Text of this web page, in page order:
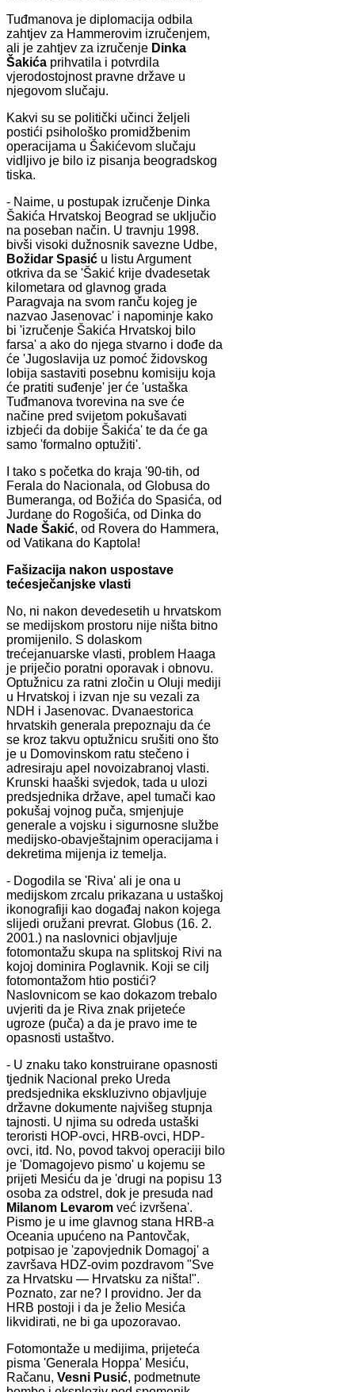
Tuđmanova je diplomacija odbila
zahtjev za Hammerovim izručenjem,
ali je zahtjev za izručenje Dinka
Šakića prihvatila i potvrdila
vjerodostojnost pravne države u
njegovom slučaju.
Kakvi su se politički učinci željeli
postići psihološko promidžbenim
operacijama u Šakićevom slučaju
vidljivo je bilo iz pisanja beogradskog
tiska.
- Naime, u postupak izručenje Dinka
Šakića Hrvatskoj Beograd se uključio
na poseban način. U travnju 1998.
bivši visoki dužnosnik savezne Udbe,
Božidar Spasić u listu Argument
otkriva da se 'Šakić krije dvadesetak
kilometara od glavnog grada
Paragvaja na svom ranču kojeg je
nazvao Jasenovac' i napominje kako
bi 'izručenje Šakića Hrvatskoj bilo
farsa' a ako do njega stvarno i dođe da
će 'Jugoslavija uz pomoć židovskog
lobija sastaviti posebnu komisiju koja
će pratiti suđenje' jer će 'ustaška
Tuđmanova tvorevina na sve će
načine pred svijetom pokušavati
izbjeći da dobije Šakića' te da će ga
samo 'formalno optužiti'.
I tako s početka do kraja '90-tih, od
Ferala do Nacionala, od Globusa do
Bumeranga, od Božića do Spasića, od
Jurdane do Rogošića, od Dinka do
Nade Šakić, od Rovera do Hammera,
od Vatikana do Kaptola!
Fašizacija nakon uspostave
tećesječanjske vlasti
No, ni nakon devedesetih u hrvatskom
se medijskom prostoru nije ništa bitno
promijenilo. S dolaskom
trećejanuarske vlasti, problem Haaga
je priječio poratni oporavak i obnovu.
Optužnicu za ratni zločin u Oluji mediji
u Hrvatskoj i izvan nje su vezali za
NDH i Jasenovac. Dvanaestorica
hrvatskih generala prepoznaju da će
se kroz takvu optužnicu srušiti ono što
je u Domovinskom ratu stečeno i
adresiraju apel novoizabranoj vlasti.
Krunski haaški svjedok, tada u ulozi
predsjednika države, apel tumači kao
pokušaj vojnog puča, smjenjuje
generale a vojsku i sigurnosne službe
medijsko-obavještajnim operacijama i
dekretima mijenja iz temelja.
- Dogodila se 'Riva' ali je ona u
medijskom zrcalu prikazana u ustaškoj
ikonografiji kao događaj nakon kojega
slijedi oružani prevrat. Globus (16. 2.
2001.) na naslovnici objavljuje
fotomontažu skupa na splitskoj Rivi na
kojoj dominira Poglavnik. Koji se cilj
fotomontažom htio postići?
Naslovnicom se kao dokazom trebalo
uvjeriti da je Riva znak prijeteće
ugroze (puča) a da je pravo ime te
opasnosti ustaštvo.
- U znaku tako konstruirane opasnosti
tjednik Nacional preko Ureda
predsjednika ekskluzivno objavljuje
državne dokumente najvišeg stupnja
tajnosti. U njima su odreda ustaški
teroristi HOP-ovci, HRB-ovci, HDP-
ovci, itd. No, povod takvoj operaciji bilo
je 'Domagojevo pismo' u kojemu se
prijeti Mesiću da je 'drugi na popisu 13
osoba za odstrel, dok je presuda nad
Milanom Levarom već izvršena'.
Pismo je u ime glavnog stana HRB-a
Oceania upućeno na Pantovčak,
potpisao je 'zapovjednik Domagoj' a
završava HDZ-ovim pozdravom "Sve
za Hrvatsku — Hrvatsku za ništa!".
Poznato, zar ne? I providno. Jer da
HRB postoji i da je želio Mesića
likvidirati, ne bi ga upozoravao.
Fotomontaže u medijima, prijeteća
pisma 'Generala Hoppa' Mesiću,
Račanu, Vesni Pusić, podmetnute